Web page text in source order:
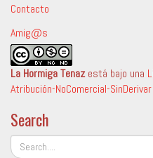
Contacto
Amig@s
La Hormiga Tenazestá bajo una
Atribución-NoComercial-
Search